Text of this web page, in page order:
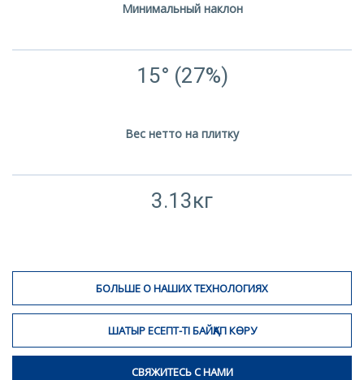
Минимальный наклон
15° (27%)
Вес нетто на плитку
3.13кг
БОЛЬШЕ О НАШИХ ТЕХНОЛОГИЯХ
ШАТЫР ЕСЕПТ-ТІ БАЙҚАП КӨРУ
СВЯЖИТЕСЬ С НАМИ